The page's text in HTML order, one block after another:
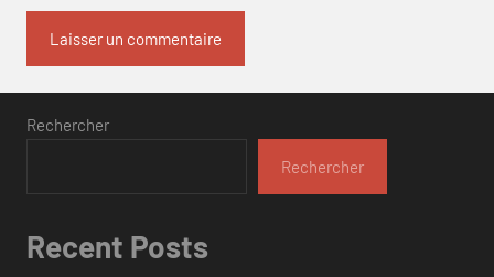
Rechercher
Rechercher
Recent Posts